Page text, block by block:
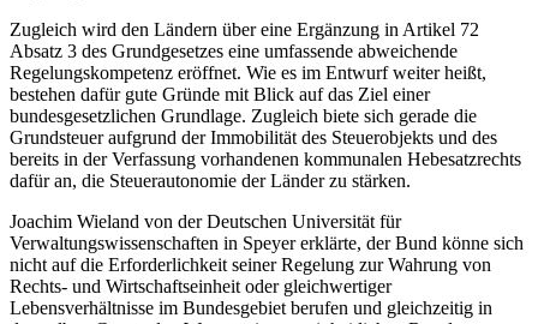
Zugleich wird den Ländern über eine Ergänzung in Artikel 72
Absatz 3 des Grundgesetzes eine umfassende abweichende
Regelungskompetenz eröffnet. Wie es im Entwurf weiter heißt,
bestehen dafür gute Gründe mit Blick auf das Ziel einer
bundesgesetzlichen Grundlage. Zugleich biete sich gerade die
Grundsteuer aufgrund der Immobilität des Steuerobjekts und des
bereits in der Verfassung vorhandenen kommunalen Hebesatzrechts
dafür an, die Steuerautonomie der Länder zu stärken.
Joachim Wieland von der Deutschen Universität für
Verwaltungswissenschaften in Speyer erklärte, der Bund könne sich
nicht auf die Erforderlichkeit seiner Regelung zur Wahrung von
Rechts- und Wirtschaftseinheit oder gleichwertiger
Lebensverhältnisse im Bundesgebiet berufen und gleichzeitig in